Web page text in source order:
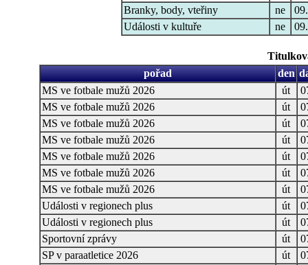
Branky, body, vteřiny
ne
Události v kultuře
ne
pořad
den
MS ve fotbale mužů 2026
út
MS ve fotbale mužů 2026
út
MS ve fotbale mužů 2026
út
MS ve fotbale mužů 2026
út
MS ve fotbale mužů 2026
út
MS ve fotbale mužů 2026
út
MS ve fotbale mužů 2026
út
Události v regionech plus
út
Události v regionech plus
út
Sportovní zprávy
út
SP v paraatletice 2026
út